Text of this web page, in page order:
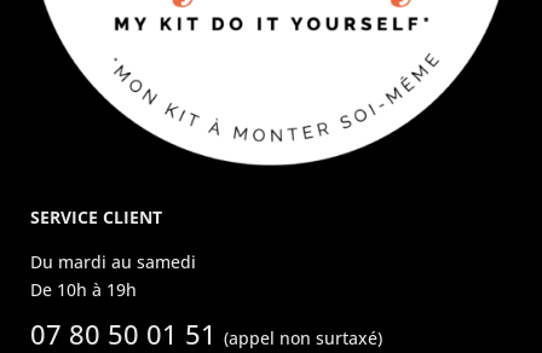
SERVICE CLIENT
Du mardi au samedi
De 10h à 19h
07 80 50 01 51(appel non surtaxé)